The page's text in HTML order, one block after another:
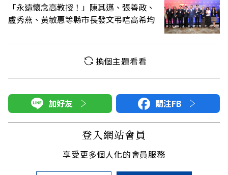
「永遠懷念高教授！」陳其邁、張善政、
盧秀燕、黃敏惠等縣市長發文弔唁高希均
換個主題看看
加好友 關注FB
登入網站會員
享受更多個人化的會員服務